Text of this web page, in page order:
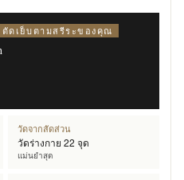
ตัดเย็บตามสรีระของคุณ
วัดจากสัดส่วน
วัดร่างกาย 22 จุด
แม่นยำสุด